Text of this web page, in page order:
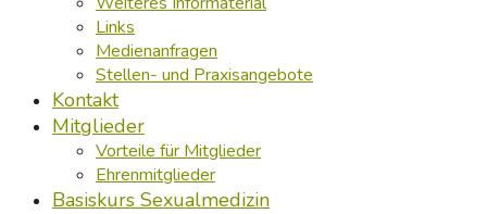
Links
Medienanfragen
Stellen- und Praxisangebote
Kontakt
Mitglieder
Vorteile für Mitglieder
Ehrenmitglieder
Basiskurs Sexualmedizin